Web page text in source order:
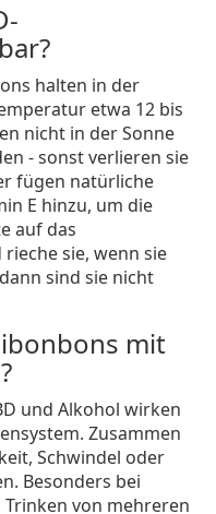
halten in der
etwa 12 bis
nicht in der Sonne
- sonst verlieren sie
fügen natürliche
E hinzu, um die
auf das
sie, wenn sie
sind sie nicht
mit
und Alkohol wirken
Zusammen
Schwindel oder
Besonders bei
von mehreren